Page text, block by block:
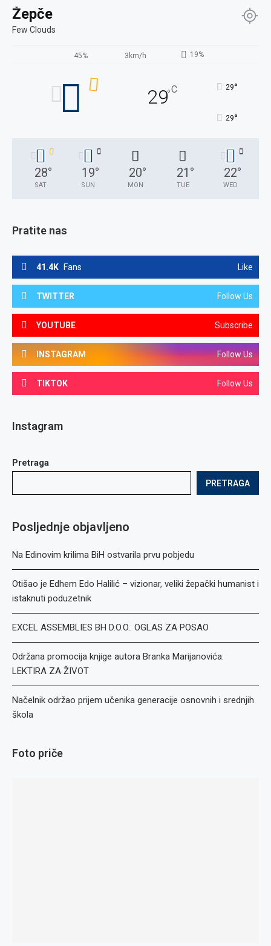
Žepče
Few Clouds
45% 3km/h 19%
29°C 29°
29°
28°
SAT
19°
SUN
20°
MON
21 °
TUE
22°
WED
Pratite nas
41.4K Fans Like
TWITTER Follow Us
YOUTUBE Subscribe
INSTAGRAM Follow Us
TIKTOK Follow Us
Instagram
Pretraga
PRETRAGA
Posljednje objavljeno
Na Edinovim krilima BiH ostvarila prvu pobjedu
Otišao je Edhem Edo Halilić – vizionar, veliki žepački humanist i
istaknuti poduzetnik
EXCEL ASSEMBLIES BH D.O.O.: OGLAS ZA POSAO
Održana promocija knjige autora Branka Marijanovića:
LEKTIRA ZA ŽIVOT
Načelnik održao prijem učenika generacije osnovnih i srednjih
škola
Foto priče